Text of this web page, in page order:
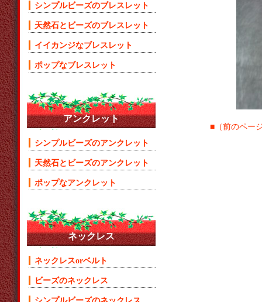
■（前のペー
シンプルビーズのブレスレット
天然石とビーズのブレスレット
イイカンジなブレスレット
ポップなブレスレット
アンクレット
シンプルビーズのアンクレット
天然石とビーズのアンクレット
ポップなアンクレット
ネックレス
ネックレスorベルト
ビーズのネックレス